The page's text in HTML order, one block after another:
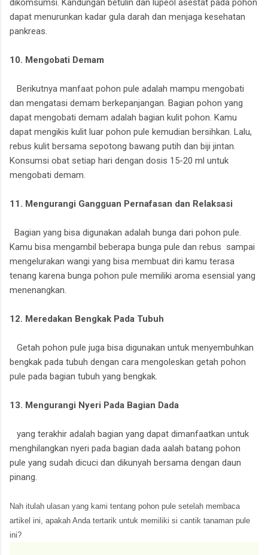
dikomsumsi. Kandungan betulin dan lupeol asestat pada pohon
dapat menurunkan kadar gula darah dan menjaga kesehatan
pankreas.
10. Mengobati Demam
Berikutnya manfaat pohon pule adalah mampu mengobati
dan mengatasi demam berkepanjangan. Bagian pohon yang
dapat mengobati demam adalah bagian kulit pohon. Kamu
dapat mengikis kulit luar pohon pule kemudian bersihkan. Lalu,
rebus kulit bersama sepotong bawang putih dan biji jintan.
Konsumsi obat setiap hari dengan dosis 15-20 ml untuk
mengobati demam.
11. Mengurangi Gangguan Pernafasan dan Relaksasi
Bagian yang bisa digunakan adalah bunga dari pohon pule.
Kamu bisa mengambil beberapa bunga pule dan rebus sampai
mengelurakan wangi yang bisa membuat diri kamu terasa
tenang karena bunga pohon pule memiliki aroma esensial yang
menenangkan.
12. Meredakan Bengkak Pada Tubuh
Getah pohon pule juga bisa digunakan untuk menyembuhkan
bengkak pada tubuh dengan cara mengoleskan getah pohon
pule pada bagian tubuh yang bengkak.
13. Mengurangi Nyeri Pada Bagian Dada
yang terakhir adalah bagian yang dapat dimanfaatkan untuk
menghilangkan nyeri pada bagian dada aalah batang pohon
pule yang sudah dicuci dan dikunyah bersama dengan daun
pinang.
Nah itulah ulasan yang kami tentang pohon pule setelah membaca
artikel ini, apakah Anda tertarik untuk memiliki si cantik tanaman pule
ini?